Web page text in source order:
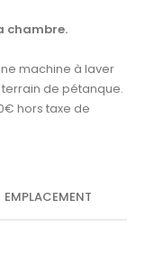
chambre.
machine à laver
de pétanque.
hors taxe de
EMPLACEMENT